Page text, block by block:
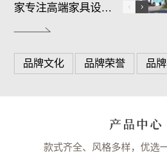
家专注高端家具设
计、生产、销售、服
商。…
品牌文化 品牌荣誉 品
款式齐全、风格多样，优选